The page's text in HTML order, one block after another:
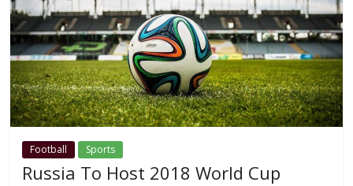
Football Sports
Russia To Host 2018 World Cup